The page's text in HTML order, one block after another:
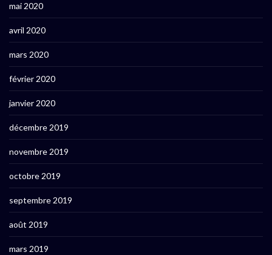
mai 2020
avril 2020
mars 2020
février 2020
janvier 2020
décembre 2019
novembre 2019
octobre 2019
septembre 2019
août 2019
mars 2019